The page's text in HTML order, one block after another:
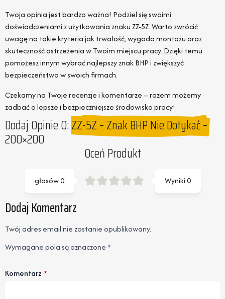
Twoja opinia jest bardzo ważna! Podziel się swoimi
doświadczeniami z użytkowania znaku ZZ-5Z. Warto zwrócić
uwagę na takie kryteria jak trwałość, wygoda montażu oraz
skuteczność ostrzeżenia w Twoim miejscu pracy. Dzięki temu
pomożesz innym wybrać najlepszy znak BHP i zwiększyć
bezpieczeństwo w swoich firmach.
Czekamy na Twoje recenzje i komentarze – razem możemy
zadbać o lepsze i bezpieczniejsze środowisko pracy!
Dodaj Opinie O:ZZ-5Z – Znak BHP Nie Dotykać –
200×200
Oceń Produkt
Wyniki0
głosów0
Dodaj Komentarz
Twój adres email nie zostanie opublikowany.
Wymagane pola są oznaczone*
Komentarz *